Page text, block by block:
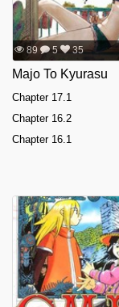
89 5 35
Majo To Kyurasu
Chapter 17.1
Chapter 16.2
Chapter 16.1